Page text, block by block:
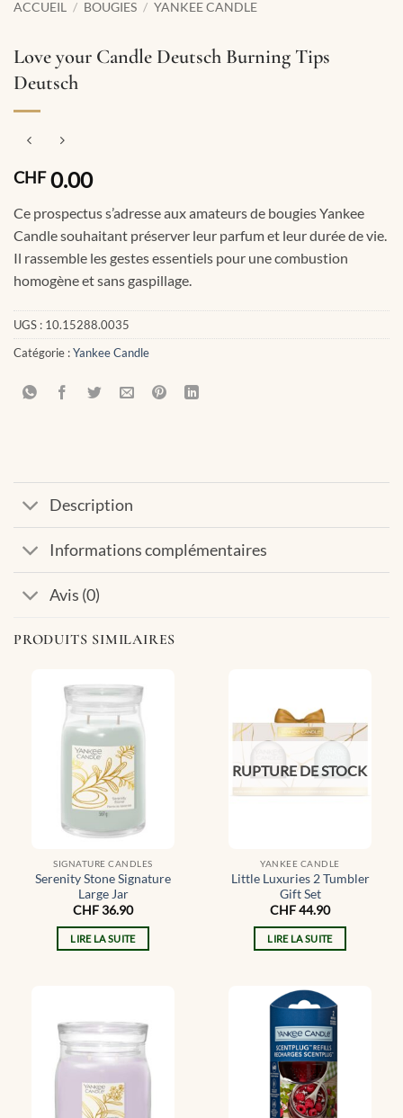
ACCUEIL / BOUGIES / YANKEE CANDLE
Love your Candle Deutsch Burning Tips
Deutsch
CHF0.00
Ce prospectus s’adresse aux amateurs de bougies Yankee
Candle souhaitant préserver leur parfum et leur durée de vie.
Il rassemble les gestes essentiels pour une combustion
homogène et sans gaspillage.
UGS : 10.15288.0035
Catégorie :Yankee Candle
Description
Informations complémentaires
Avis (0)
PRODUITS SIMILAIRES
SIGNATURE CANDLES
Serenity Stone Signature
Large Jar
CHF36.90
LIRE LA SUITE
RUPTURE DE STOCK
YANKEE CANDLE
Little Luxuries 2 Tumbler
Gift Set
CHF44.90
LIRE LA SUITE